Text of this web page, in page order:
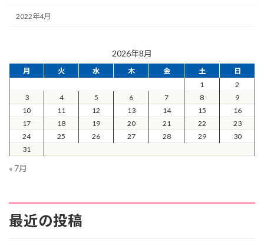
2022年4月
2026年8月
月 火 水 木 金 土
日
1
2
3
4 5 6 7 8
9
10
11 12 13 14 15
16
17
18 19 20 21 22
23
24
25 26 27 28 29
30
31
« 7月
最近の投稿